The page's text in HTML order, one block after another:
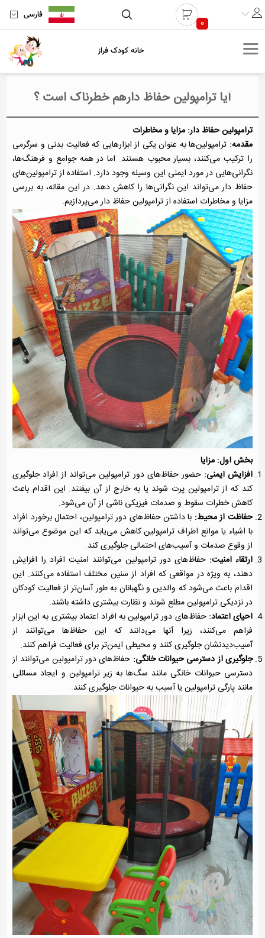
0
فارسی
خانه کودک فراز
آیا ترامپولین حفاظ دارهم خطرناک است ؟
ترامپولین حفاظ دار: مزایا و مخاطرات
مقدمه: ترامپولین‌ها به عنوان یکی از ابزارهایی که فعالیت بدنی و سرگرمی
را ترکیب می‌کنند، بسیار محبوب هستند. اما در همه جوامع و فرهنگ‌ها،
نگرانی‌هایی در مورد ایمنی این وسیله وجود دارد. استفاده از ترامپولین‌های
حفاظ دار می‌تواند این نگرانی‌ها را کاهش دهد. در این مقاله، به بررسی
مزایا و مخاطرات استفاده از ترامپولین حفاظ دار می‌پردازیم.
بخش اول: مزایا
افزایش ایمنی: حضور حفاظ‌های دور ترامپولین می‌تواند از افراد جلوگیری
کند که از ترامپولین پرت شوند یا به خارج از آن بیفتند. این اقدام باعث
کاهش خطرات سقوط و صدمات فیزیکی ناشی از آن می‌شود.
حفاظت از محیط: با داشتن حفاظ‌های دور ترامپولین، احتمال برخورد افراد
با اشیاء یا موانع اطراف ترامپولین کاهش می‌یابد که این موضوع می‌تواند
از وقوع صدمات و آسیب‌های احتمالی جلوگیری کند.
ارتقاء امنیت: حفاظ‌های دور ترامپولین می‌توانند امنیت افراد را افزایش
دهند، به ویژه در مواقعی که افراد از سنین مختلف استفاده می‌کنند. این
اقدام باعث می‌شود که والدین و نگهبانان به طور آسان‌تر از فعالیت کودکان
در نزدیکی ترامپولین مطلع شوند و نظارت بیشتری داشته باشند.
احیای اعتماد: حفاظ‌های دور ترامپولین به افراد اعتماد بیشتری به این ابزار
فراهم می‌کنند، زیرا آنها می‌دانند که این حفاظ‌ها می‌توانند از
آسیب‌دیدنشان جلوگیری کنند و محیطی ایمن‌تر برای فعالیت فراهم کنند.
جلوگیری از دسترسی حیوانات خانگی: حفاظ‌های دور ترامپولین می‌توانند از
دسترسی حیوانات خانگی مانند سگ‌ها به زیر ترامپولین و ایجاد مسائلی
مانند پارگی ترامپولین یا آسیب به حیوانات جلوگیری کنند.